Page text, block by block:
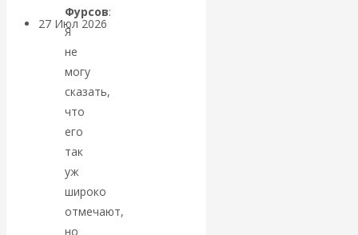
27 Июл 2026
Валентин
КАтасонов.
«МЕТОД
ОТМЫВАНИЯ
Фурсов:
Я
не
могу
сказать,
что
его
так
уж
широко
отмечают,
но